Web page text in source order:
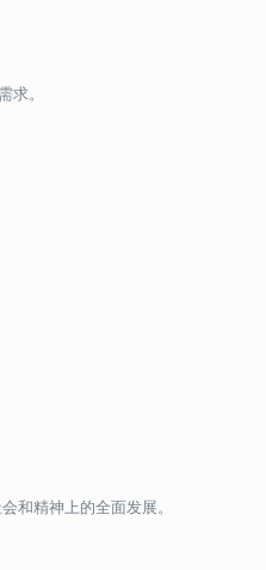
求。
和精神上的全面发展。